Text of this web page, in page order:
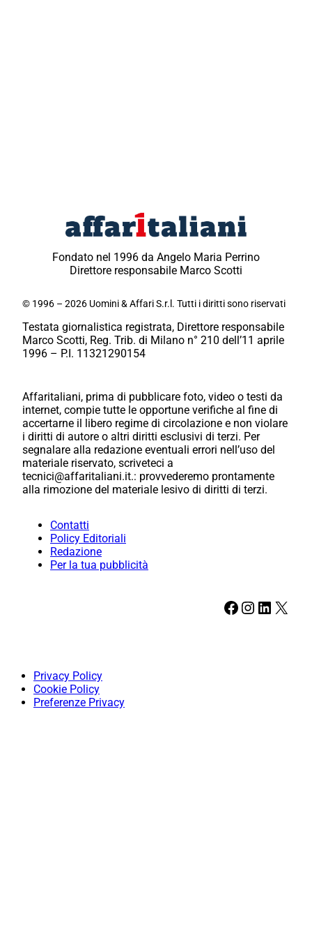
Fondato nel 1996 da Angelo Maria Perrino
Direttore responsabile Marco Scotti
© 1996 – 2026 Uomini & Affari S.r.l. Tutti i diritti sono riservati
Testata giornalistica registrata, Direttore responsabile
Marco Scotti, Reg. Trib. di Milano n° 210 dell’11 aprile
1996 – P.I. 11321290154
Affaritaliani, prima di pubblicare foto, video o testi da
internet, compie tutte le opportune verifiche al fine di
accertarne il libero regime di circolazione e non violare
i diritti di autore o altri diritti esclusivi di terzi. Per
segnalare alla redazione eventuali errori nell’uso del
materiale riservato, scriveteci a
tecnici@affaritaliani.it.: provvederemo prontamente
alla rimozione del materiale lesivo di diritti di terzi.
Contatti
Policy Editoriali
Redazione
Per la tua pubblicità
Facebook Instagram LinkedIn X
Privacy Policy
Cookie Policy
Preferenze Privacy